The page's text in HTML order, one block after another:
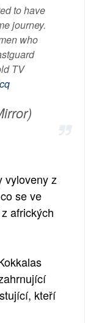
to have
journey.
who
TV
vyloveny z
se ve
afrických
kteří